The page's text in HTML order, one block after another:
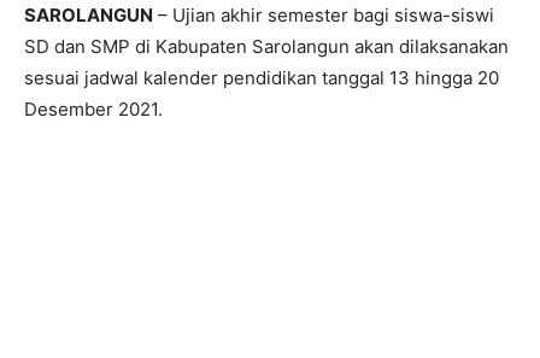
SAROLANGUN – Ujian akhir semester bagi siswa-siswi
SD dan SMP di Kabupaten Sarolangun akan dilaksanakan
sesuai jadwal kalender pendidikan tanggal 13 hingga 20
Desember 2021.